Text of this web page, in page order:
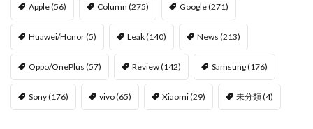
Apple(56) Column (275) Google(271)
Huawei/Honor(5) Leak(140) News (213)
Oppo/OnePlus (57) Review(142) Samsung(176)
Sony(176) vivo(65) Xiaomi(29) 未分類(4)